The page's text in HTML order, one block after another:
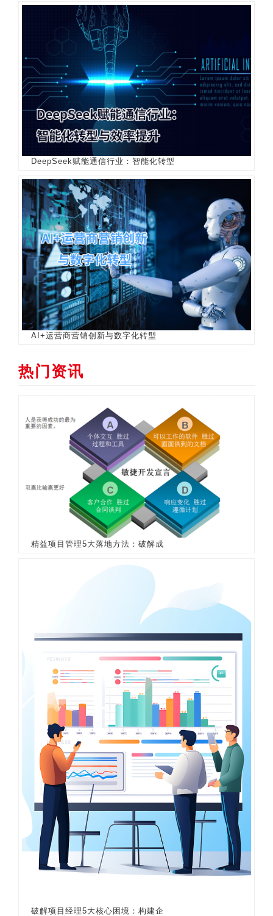
DeepSeek赋能通信行业：智能化转型
AI+运营商营销创新与数字化转型
热门资讯
精益项目管理5大落地方法：破解成
破解项目经理5大核心困境：构建企